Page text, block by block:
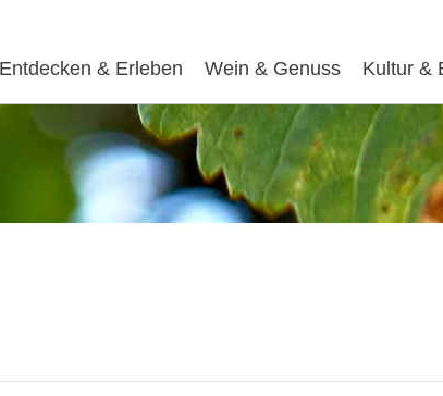
Entdecken & Erleben Wein & Genuss Kultur &